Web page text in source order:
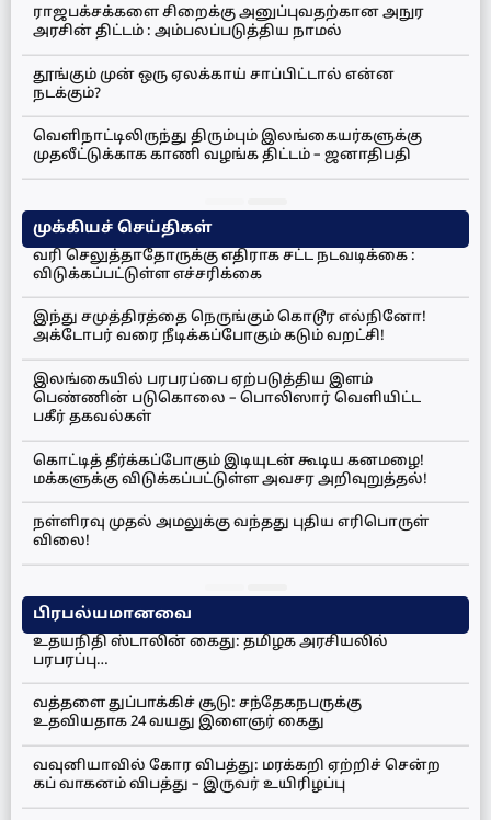
ராஜபக்சக்களை சிறைக்கு அனுப்புவதற்கான அநுர
அரசின் திட்டம் : அம்பலப்படுத்திய நாமல்
தூங்கும் முன் ஒரு ஏலக்காய் சாப்பிட்டால் என்ன
நடக்கும்?
வெளிநாட்டிலிருந்து திரும்பும் இலங்கையர்களுக்கு
முதலீட்டுக்காக காணி வழங்க திட்டம் – ஜனாதிபதி
முக்கியச் செய்திகள்
வரி செலுத்தாதோருக்கு எதிராக சட்ட நடவடிக்கை :
விடுக்கப்பட்டுள்ள எச்சரிக்கை
இந்து சமுத்திரத்தை நெருங்கும் கொடூர எல்நினோ!
அக்டோபர் வரை நீடிக்கப்போகும் கடும் வறட்சி!
இலங்கையில் பரபரப்பை ஏற்படுத்திய இளம்
பெண்ணின் படுகொலை – பொலிஸார் வெளியிட்ட
பகீர் தகவல்கள்
கொட்டித் தீர்க்கப்போகும் இடியுடன் கூடிய கனமழை!
மக்களுக்கு விடுக்கப்பட்டுள்ள அவசர அறிவுறுத்தல்!
நள்ளிரவு முதல் அமலுக்கு வந்தது புதிய எரிபொருள்
விலை!
பிரபல்யமானவை
உதயநிதி ஸ்டாலின் கைது: தமிழக அரசியலில்
பரபரப்பு…
வத்தளை துப்பாக்கிச் சூடு: சந்தேகநபருக்கு
உதவியதாக 24 வயது இளைஞர் கைது
வவுனியாவில் கோர விபத்து: மரக்கறி ஏற்றிச் சென்ற
கப் வாகனம் விபத்து – இருவர் உயிரிழப்பு